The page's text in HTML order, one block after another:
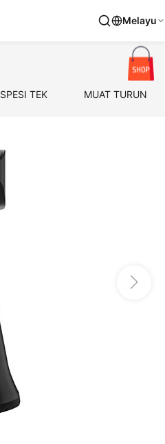
Melayu
SPESI TEK MUAT TURUN